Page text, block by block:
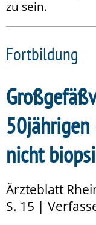
zu sein.
Fortbildung
nicht
Ärzteblatt
S. 15 |